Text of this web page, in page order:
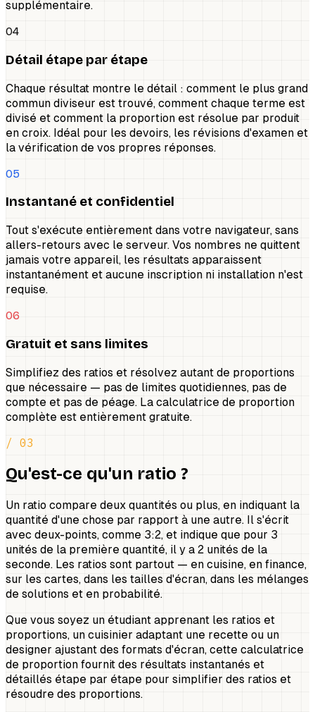
supplémentaire.
04
Détail étape par étape
Chaque résultat montre le détail : comment le plus grand
commun diviseur est trouvé, comment chaque terme est
divisé et comment la proportion est résolue par produit
en croix. Idéal pour les devoirs, les révisions d'examen et
la vérification de vos propres réponses.
05
Instantané et confidentiel
Tout s'exécute entièrement dans votre navigateur, sans
allers-retours avec le serveur. Vos nombres ne quittent
jamais votre appareil, les résultats apparaissent
instantanément et aucune inscription ni installation n'est
requise.
06
Gratuit et sans limites
Simplifiez des ratios et résolvez autant de proportions
que nécessaire — pas de limites quotidiennes, pas de
compte et pas de péage. La calculatrice de proportion
complète est entièrement gratuite.
/ 03
Qu'est-ce qu'un ratio ?
Un ratio compare deux quantités ou plus, en indiquant la
quantité d'une chose par rapport à une autre. Il s'écrit
avec deux-points, comme 3:2, et indique que pour 3
unités de la première quantité, il y a 2 unités de la
seconde. Les ratios sont partout — en cuisine, en finance,
sur les cartes, dans les tailles d'écran, dans les mélanges
de solutions et en probabilité.
Que vous soyez un étudiant apprenant les ratios et
proportions, un cuisinier adaptant une recette ou un
designer ajustant des formats d'écran, cette calculatrice
de proportion fournit des résultats instantanés et
détaillés étape par étape pour simplifier des ratios et
résoudre des proportions.